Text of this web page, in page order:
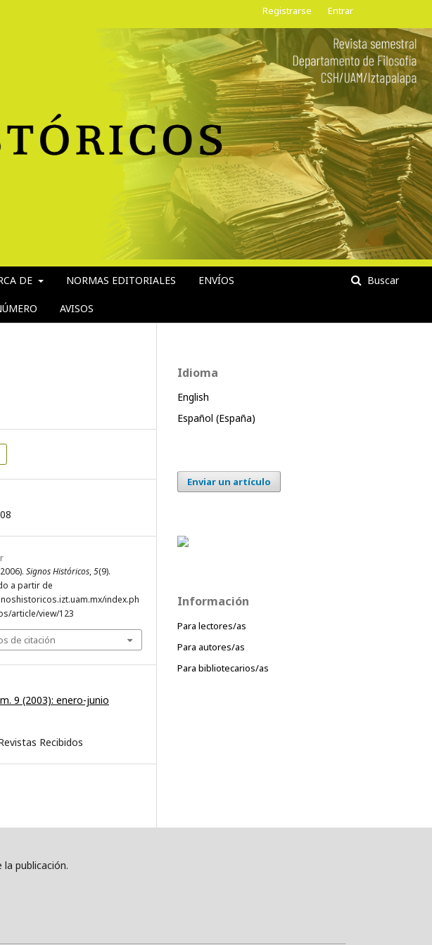
DE NORMAS EDITORIALES ENVÍOS
AVISOS
Buscar
Registrarse Entrar
Signos Históricos,5(9).
a partir de
index.ph
article/view/123
de citación
9 (2003): enero-junio
Recibidos
Idioma
English
Español (España)
Enviar un artículo
Información
Para lectores/as
Para autores/as
Para bibliotecarios/as
publicación.